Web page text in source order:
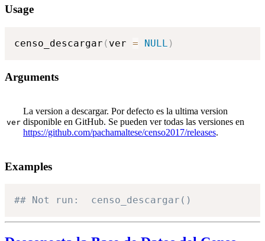
Usage
censo_descargar ( ver = NULL )
Arguments
ver
La version a descargar. Por defecto es la ultima version
disponible en GitHub. Se pueden ver todas las versiones en
https://github.com/pachamaltese/censo2017/releases.
Examples
## Not run:  censo_descargar()